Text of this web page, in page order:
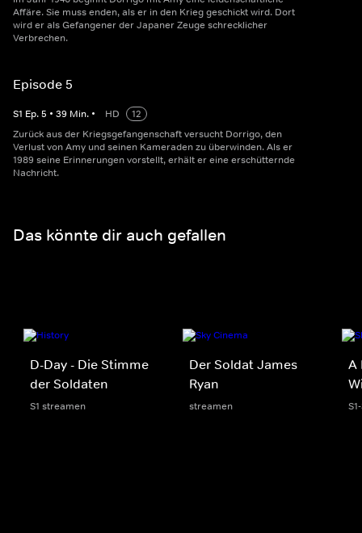
Affäre. Sie muss enden, als er in den Krieg geschickt wird. Dort
wird er als Gefangener der Japaner Zeuge schrecklicher
Verbrechen.
Episode 5
S1 Ep.5 • 39 Min. • HD
12
Zurück aus der Kriegsgefangenschaft versucht Dorrigo, den
Verlust von Amy und seinen Kameraden zu überwinden. Als er
1989 seine Erinnerungen vorstellt, erhält er eine erschütternde
Nachricht.
Das könnte dir auch gefallen
D-Day - Die Stimme
der Soldaten
S1 streamen
Der Soldat James
Ryan
streamen
A